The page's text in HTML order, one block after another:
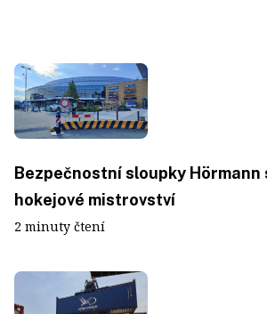
Bezpečnostní sloupky
hokejové mistrovství
2 minuty čtení